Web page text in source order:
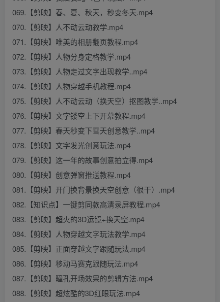
069.【剪映】春、夏、秋天，秒变冬天.mp4
070.【剪映】人不动云动教学.mp4
071.【剪映】唯美的相册翻页教程.mp4
072.【剪映】人物分身定格教学.mp4
073.【剪映】人物走过文字出现教学..mp4
074.【剪映】人物穿越手机教程.mp4
075.【剪映】人不动云动（换天空）抠图教学..mp4
076.【剪映】文字镂空上下开幕教程.mp4
077.【剪映】春天秒变下雪天创意教学..mp4
078.【剪映】文字发光创意玩法.mp4
079.【剪映】这一年的故事创意拍立得.mp4
080.【剪映】创意弹窗推送教程.mp4
081.【剪映】开门换背景换天空创意（很干）.mp4
082.【知识点】一键剪同款高清录屏教程.mp4
083.【剪映】超火的3D运镜+换天空.mp4
084.【剪映】人物穿越文字玩法教学.mp4
085.【剪映】正面穿越文字跟随玩法.mp4
086.【剪映】移动马赛克跟随玩法.mp4
087.【剪映】瞳孔开场效果的剪辑方法.mp4
088.【剪映】超炫酷的3D红眼玩法.mp4